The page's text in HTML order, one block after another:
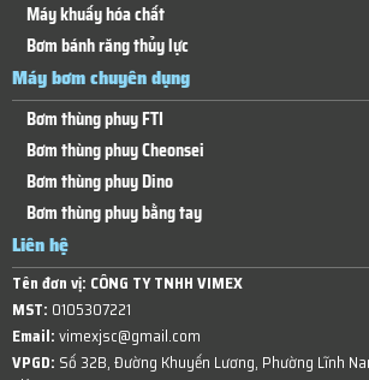
Máy khuấy hóa chất
Bơm bánh răng thủy lực
Máy bơm chuyên dụng
Bơm thùng phuy FTI
Bơm thùng phuy Cheonsei
Bơm thùng phuy Dino
Bơm thùng phuy bằng tay
Liên hệ
Tên đơn vị: CÔNG TY TNHH VIMEX
MST: 0105307221
Email:vimexjsc@gmail.com
VPGD: Số 32B, Đường Khuyến Lương, Phường Lĩnh